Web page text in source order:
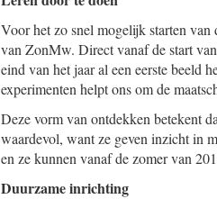
Voor het zo snel mogelijk starten
van ZonMw. Direct vanaf de start
eind van het jaar al een eerste beeld
experimenten helpt ons om de
Deze vorm van ontdekken betekent
waardevol, want ze geven inzicht in
en ze kunnen vanaf de zomer van
Duurzame inrichting